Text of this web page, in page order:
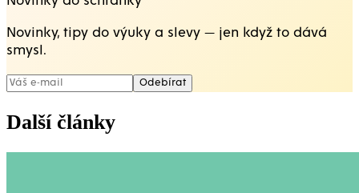
Novinky, tipy do výuky a slevy — jen když to dává
smysl.
Odebírat
Další články